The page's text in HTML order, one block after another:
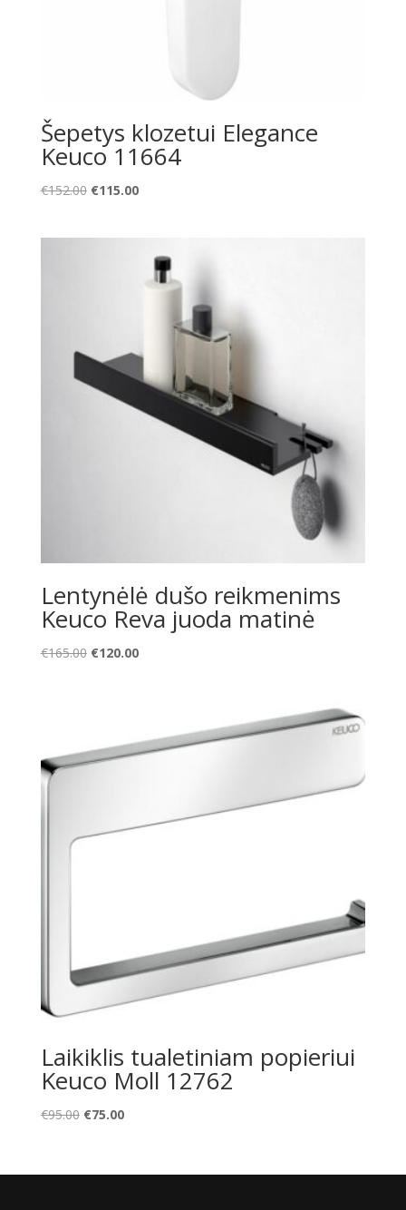
Šepetys klozetui Elegance
Keuco 11664
€152.00 Original
€115.00Current
€115.00.
Lentynėlė dušo reikmenims
Keuco Reva juoda matinė
€165.00 Original
€120.00Current
Laikiklis tualetiniam popieriui
Keuco Moll 12762
€95.00 Original
€95.00.
€75.00Current
€75.00.